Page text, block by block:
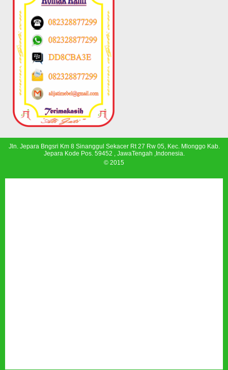
Jln. Jepara Bngsri Km 8 Sinanggul Sekacer Rt 27 Rw 05, Kec. Mlonggo Kab.
Jepara Kode Pos. 59452 , JawaTengah ,Indonesia.
© 2015